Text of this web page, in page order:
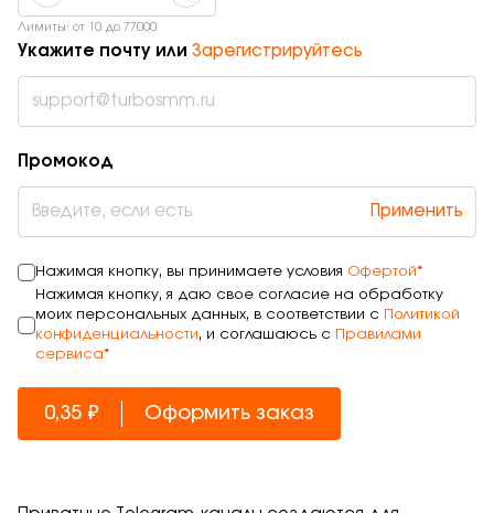
Лимиты: от 10 до 77000
Укажите почту или Зарегистрируйтесь
Промокод
Применить
Нажимая кнопку, вы принимаете условия Офертой*
Нажимая кнопку, я даю свое согласие на обработку
моих персональных данных, в соответствии с Политикой
конфиденциальности, и соглашаюсь с Правилами
сервиса*
0,35 ₽ Оформить заказ